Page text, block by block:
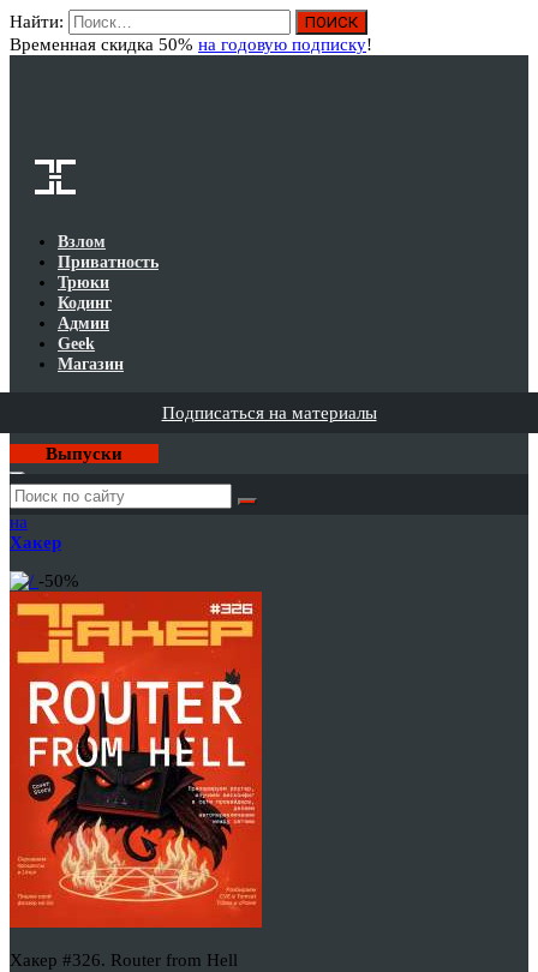
Найти:
Временная скидка 50% на годовую подписку!
Взлом
Приватность
Трюки
Кодинг
Админ
Geek
Магазин
Подписаться на материалы
Выпуски
Годовая
подписка
на
Хакер
-50%
Хакер #326. Router from Hell